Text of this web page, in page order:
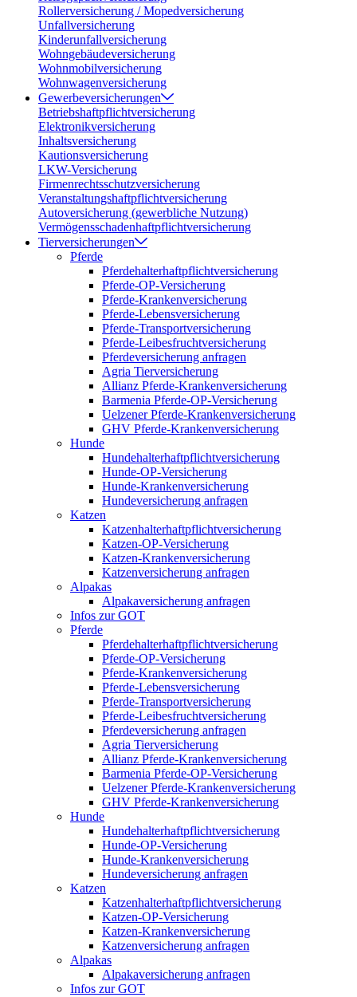
Rollerversicherung / Mopedversicherung
Unfallversicherung
Kinderunfallversicherung
Wohngebäudeversicherung
Wohnmobilversicherung
Wohnwagenversicherung
Gewerbeversicherungen
Betriebshaftpflichtversicherung
Elektronikversicherung
Inhaltsversicherung
Kautionsversicherung
LKW-Versicherung
Firmenrechtsschutzversicherung
Veranstaltungshaftpflichtversicherung
Autoversicherung (gewerbliche Nutzung)
Vermögensschadenhaftpflichtversicherung
Tierversicherungen
Pferde
Pferdehalterhaftpflichtversicherung
Pferde-OP-Versicherung
Pferde-Krankenversicherung
Pferde-Lebensversicherung
Pferde-Transportversicherung
Pferde-Leibesfruchtversicherung
Pferdeversicherung anfragen
Agria Tierversicherung
Allianz Pferde-Krankenversicherung
Barmenia Pferde-OP-Versicherung
Uelzener Pferde-Krankenversicherung
GHV Pferde-Krankenversicherung
Hunde
Hundehalterhaftpflichtversicherung
Hunde-OP-Versicherung
Hunde-Krankenversicherung
Hundeversicherung anfragen
Katzen
Katzenhalterhaftpflichtversicherung
Katzen-OP-Versicherung
Katzen-Krankenversicherung
Katzenversicherung anfragen
Alpakas
Alpakaversicherung anfragen
Infos zur GOT
Pferde
Pferdehalterhaftpflichtversicherung
Pferde-OP-Versicherung
Pferde-Krankenversicherung
Pferde-Lebensversicherung
Pferde-Transportversicherung
Pferde-Leibesfruchtversicherung
Pferdeversicherung anfragen
Agria Tierversicherung
Allianz Pferde-Krankenversicherung
Barmenia Pferde-OP-Versicherung
Uelzener Pferde-Krankenversicherung
GHV Pferde-Krankenversicherung
Hunde
Hundehalterhaftpflichtversicherung
Hunde-OP-Versicherung
Hunde-Krankenversicherung
Hundeversicherung anfragen
Katzen
Katzenhalterhaftpflichtversicherung
Katzen-OP-Versicherung
Katzen-Krankenversicherung
Katzenversicherung anfragen
Alpakas
Alpakaversicherung anfragen
Infos zur GOT